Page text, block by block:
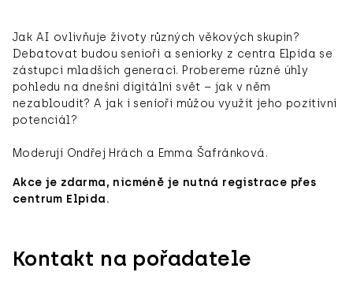
Jak AI ovlivňuje životy různých věkových skupin?
Debatovat budou senioři a seniorky z centra Elpida se
zástupci mladších generací. Probereme různé úhly
pohledu na dnešní digitální svět – jak v něm
nezabloudit? A jak i senioři můžou využít jeho pozitivní
potenciál?
Moderují Ondřej Hrách a Emma Šafránková.
Akce je zdarma, nicméně je nutná registrace přes
centrum Elpida.
Kontakt na pořadatele